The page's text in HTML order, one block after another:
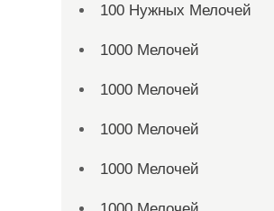
100 Нужных Мелочей
1000 Мелочей
1000 Мелочей
1000 Мелочей
1000 Мелочей